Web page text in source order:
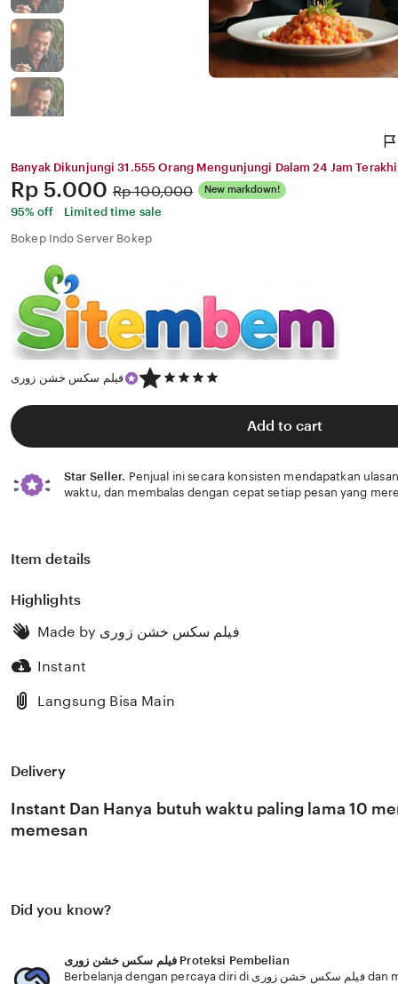
Banyak Dikunjungi 31.555 Orang Mengunjungi Dalam 24 Jam
Price:
Rp 5.000 Original
Price:
Rp 100,000 New markdown!
95% off
Limited time sale
Bokep Indo Server Bokep
فیلم سکس خشن زوری
5
out
of
Add to cart
Star Seller. Penjual ini secara konsisten mendapatkan
waktu, dan membalas dengan cepat setiap pesan yang
Item details
Highlights
Made by فیلم سکس خشن زوری
Instant
Langsung Bisa Main
Delivery
Instant Dan Hanya butuh waktu paling lama 10
memesan
Did you know?
فیلم سکس خشن زوری Proteksi Pembelian
Berbelanja dengan percaya diri di فیلم سکس خشن زوری dan mengetahui jika terjadi